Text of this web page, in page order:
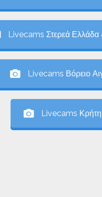
Livecams Στερεά Ελλάδα
Livecams Βόρειο
Livecams Κρήτη